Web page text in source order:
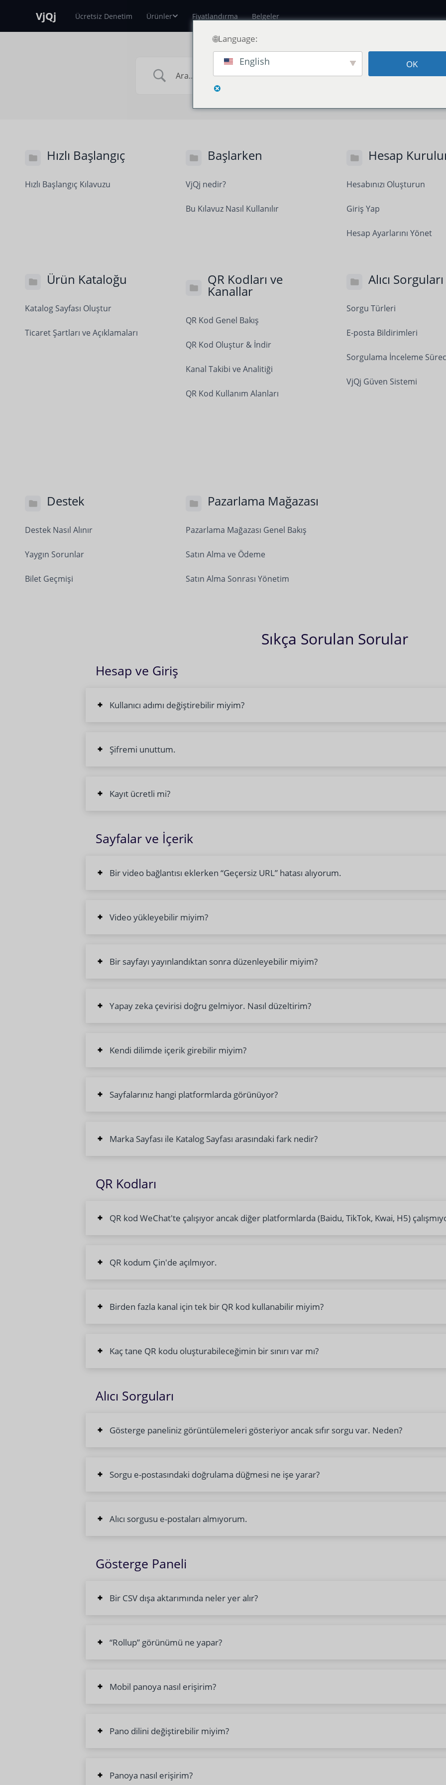
VjQj Ücretsiz Denetim Ürünler Fiyatlandırma Belgeler
Hızlı Başlangıç
Hızlı Başlangıç Kılavuzu
Başlarken
VjQj nedir?
Bu Kılavuz Nasıl Kullanılır
Hesap
Hesabınızı Oluşturun
Giriş Yap
Hesap Ayarlarını Yönet
Ürün Kataloğu
Katalog Sayfası Oluştur
Ticaret Şartları ve Açıklamaları
QR Kodları ve
Kanallar
QR Kod Genel Bakış
QR Kod Oluştur & İndir
Kanal Takibi ve Analitiği
QR Kod Kullanım Alanları
Alıcı Sorguları
Sorgu Türleri
E-posta Bildirimleri
Sorgulama İnceleme
VjQj Güven Sistemi
Destek
Destek Nasıl Alınır
Yaygın Sorunlar
Bilet Geçmişi
Pazarlama Mağazası
Pazarlama Mağazası Genel Bakış
Satın Alma ve Ödeme
Satın Alma Sonrası Yönetim
Sıkça Sorulan Sorular
Hesap ve Giriş
Kullanıcı adımı değiştirebilir miyim?
Şifremi unuttum.
Kayıt ücretli mi?
Sayfalar ve İçerik
Bir video bağlantısı eklerken “Geçersiz URL” hatası alıyorum.
Video yükleyebilir miyim?
Bir sayfayı yayınlandıktan sonra düzenleyebilir miyim?
Yapay zeka çevirisi doğru gelmiyor. Nasıl düzeltirim?
Kendi dilimde içerik girebilir miyim?
Sayfalarınız hangi platformlarda görünüyor?
Marka Sayfası ile Katalog Sayfası arasındaki fark nedir?
QR Kodları
QR kod WeChat'te çalışıyor ancak diğer platformlarda (Baidu, TikTok, Kwai, H5)
QR kodum Çin'de açılmıyor.
Birden fazla kanal için tek bir QR kod kullanabilir miyim?
Kaç tane QR kodu oluşturabileceğimin bir sınırı var mı?
Alıcı Sorguları
Gösterge paneliniz görüntülemeleri gösteriyor ancak sıfır sorgu var. Neden?
Sorgu e-postasındaki doğrulama düğmesi ne işe yarar?
Alıcı sorgusu e-postaları almıyorum.
Gösterge Paneli
Bir CSV dışa aktarımında neler yer alır?
“Rollup” görünümü ne yapar?
Mobil panoya nasıl erişirim?
Pano dilini değiştirebilir miyim?
Panoya nasıl erişirim?
🌐Language:
English OK